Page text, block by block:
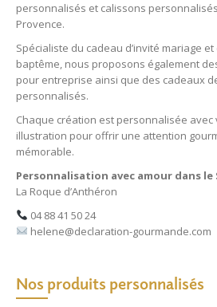
personnalisés et calissons personnalisés
Provence.
Spécialiste du cadeau d’invité mariage et
baptême, nous proposons également
pour entreprise ainsi que des cadeaux
personnalisés.
Chaque création est personnalisée
illustration pour offrir une attention
mémorable.
Personnalisation avec amour dans le
La Roque d’Anthéron
04 88 41 50 24
helene@declaration-gourmande.com
Nos produits personnalisés